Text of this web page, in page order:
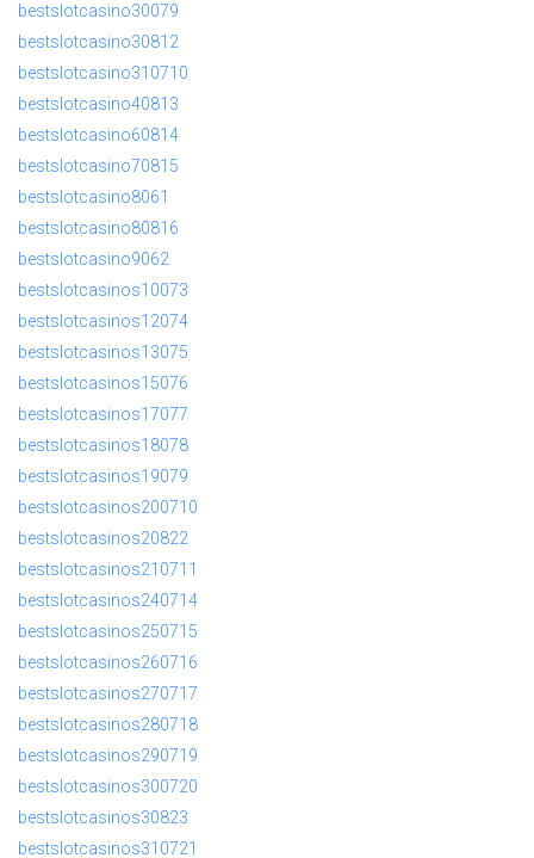
bestslotcasino30079
bestslotcasino30812
bestslotcasino310710
bestslotcasino40813
bestslotcasino60814
bestslotcasino70815
bestslotcasino8061
bestslotcasino80816
bestslotcasino9062
bestslotcasinos10073
bestslotcasinos12074
bestslotcasinos13075
bestslotcasinos15076
bestslotcasinos17077
bestslotcasinos18078
bestslotcasinos19079
bestslotcasinos200710
bestslotcasinos20822
bestslotcasinos210711
bestslotcasinos240714
bestslotcasinos250715
bestslotcasinos260716
bestslotcasinos270717
bestslotcasinos280718
bestslotcasinos290719
bestslotcasinos300720
bestslotcasinos30823
bestslotcasinos310721